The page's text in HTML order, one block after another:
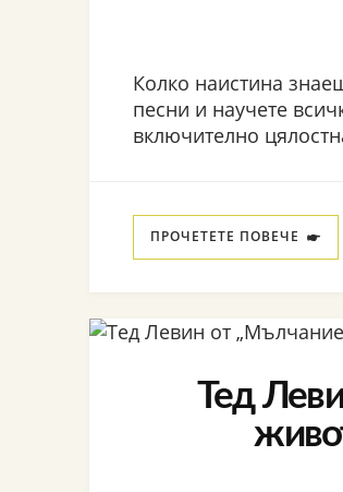
Колко наистина
песни и научете
включително
ПРОЧЕТЕТЕ ПОВЕЧЕ
Тед